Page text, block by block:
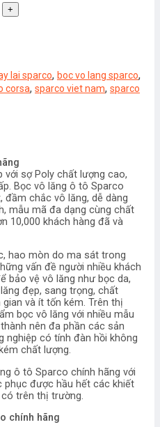
lai sparco, boc vo lang sparco,
corsa, sparco viet nam, sparco
sợ Poly chất lượng cao,
Bọc vô lăng ô tô Sparco
đầm chắc vô lăng, dễ dàng
mẫu mã đa dạng cùng chất
10,000 khách hàng đã và
hao mòn do ma sát trong
vấn đề người nhiều khách
bảo vệ vô lăng như bọc da,
đẹp, sang trọng, chất
và ít tốn kém. Trên thị
bọc vô lăng với nhiều mẫu
nên đa phần các sản
nghiệp có tính đàn hồi không
chất lượng.
ô tô Sparco chính hãng với
được hầu hết các khiết
trên thị trường.
chính hãng